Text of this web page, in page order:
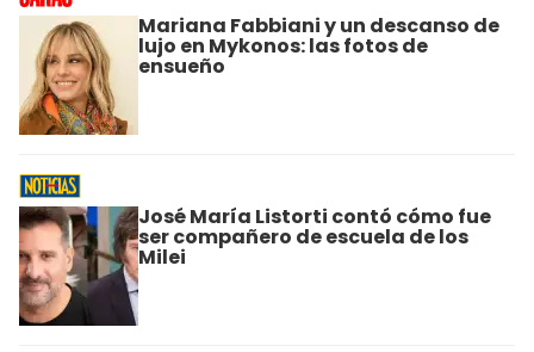
Mariana Fabbiani y un descanso de
lujo en Mykonos: las fotos de
ensueño
José María Listorti contó cómo fue
ser compañero de escuela de los
Milei